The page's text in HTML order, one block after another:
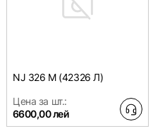
NJ 326 M (42326 Л)
Цена за шт.:
6600,00 лей